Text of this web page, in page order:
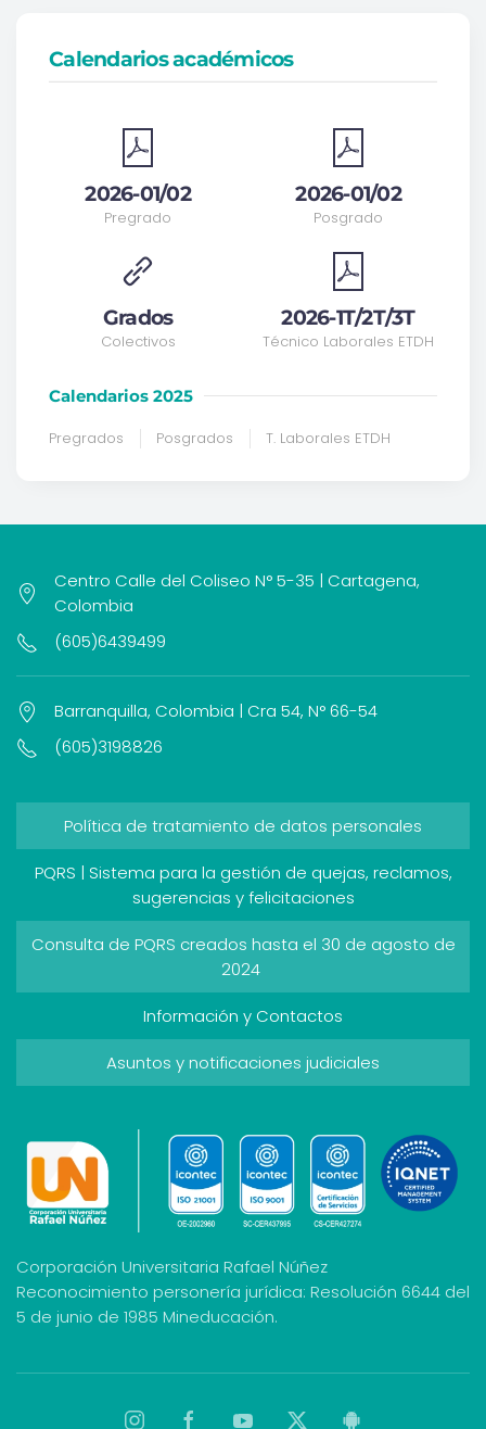
Calendarios académicos
2026-01/02
Pregrado
Grados
Colectivos
2026-01/02
Posgrado
2026-1T/2T/3T
Técnico Laborales ETDH
Calendarios 2025
Pregrados Posgrados T. Laborales ETDH
Centro Calle del Coliseo N° 5-35 | Cartagena,
Colombia
(605)6439499
Barranquilla, Colombia | Cra 54, N° 66-54
(605)3198826
Política de tratamiento de datos personales
PQRS | Sistema para la gestión de quejas, reclamos,
sugerencias y felicitaciones
Consulta de PQRS creados hasta el 30 de agosto de
2024
Información y Contactos
Asuntos y notificaciones judiciales
Corporación Universitaria Rafael Núñez
Reconocimiento personería jurídica: Resolución 6644 del
5 de junio de 1985 Mineducación.